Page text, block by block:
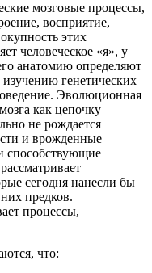
мозговые процессы,
восприятие,
этих
человеческое «я», у
анатомию определяют
генетических
Эволюционная
как цепочку
не рождается
и врожденные
способствующие
сегодня нанесли бы
предков.
процессы,
что: